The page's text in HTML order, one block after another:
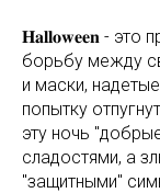
𝐇𝐚𝐥𝐥𝐨𝐰𝐞𝐞𝐧 - это
борьбу между
и маски,
попытку
эту ночь
сладостями, а
"защитными"